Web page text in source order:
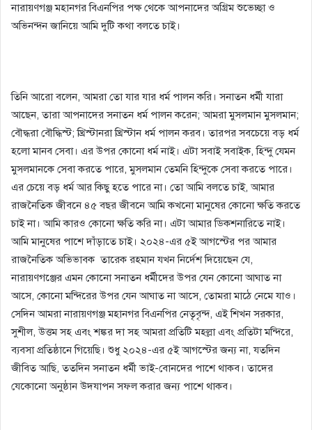
নারায়ণগঞ্জ মহানগর বিএনপির পক্ষ থেকে আপনাদের অগ্রিম শুভেচ্ছা ও
অভিনন্দন জানিয়ে আমি দুটি কথা বলতে চাই।
তিনি আরো বলেন, আমরা তো যার যার ধর্ম পালন করি। সনাতন ধর্মী যারা
আছেন, তারা আপনাদের সনাতন ধর্ম পালন করেন; আমরা মুসলমান মুসলমান;
বৌদ্ধরা বৌদ্ধিস্ট; খ্রিস্টানরা খ্রিস্টান ধর্ম পালন করব। তারপর সবচেয়ে বড় ধর্ম
হলো মানব সেবা। এর উপর কোনো ধর্ম নাই। এটা সবাই সবাইক, হিন্দু যেমন
মুসলমানকে সেবা করতে পারে, মুসলমান তেমনি হিন্দুকে সেবা করতে পারে।
এর চেয়ে বড় ধর্ম আর কিছু হতে পারে না। তো আমি বলতে চাই, আমার
রাজনৈতিক জীবনে ৪৫ বছর জীবনে আমি কখনো মানুষের কোনো ক্ষতি করতে
চাই না। আমি কারও কোনো ক্ষতি করি না। এটা আমার ডিকশনারিতে নাই।
আমি মানুষের পাশে দাঁড়াতে চাই। ২০২৪-এর ৫ই আগস্টের পর আমার
রাজনৈতিক অভিভাবক তারেক রহমান যখন নির্দেশ দিয়েছেন যে,
নারায়ণগঞ্জের এমন কোনো সনাতন ধর্মীদের উপর যেন কোনো আঘাত না
আসে, কোনো মন্দিরের উপর যেন আঘাত না আসে, তোমরা মাঠে নেমে যাও।
সেদিন আমরা নারায়ণগঞ্জ মহানগর বিএনপির নেতৃবৃন্দ, এই শিখন সরকার,
সুশীল, উত্তম সহ এবং শঙ্কর দা সহ আমরা প্রতিটি মহল্লা এবং প্রতিটা মন্দিরে,
ব্যবসা প্রতিষ্ঠানে গিয়েছি। শুধু ২০২৪-এর ৫ই আগস্টের জন্য না, যতদিন
জীবিত আছি, ততদিন সনাতন ধর্মী ভাই-বোনদের পাশে থাকব। তাদের
যেকোনো অনুষ্ঠান উদযাপন সফল করার জন্য পাশে থাকব।